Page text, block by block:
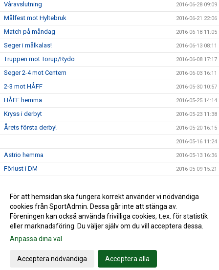
Våravslutning 2016-06-28 09:09
Målfest mot Hyltebruk 2016-06-21 22:06
Match på måndag 2016-06-18 11:05
Seger i målkalas! 2016-06-13 08:11
Truppen mot Torup/Rydö 2016-06-08 17:17
Seger 2-4 mot Centern 2016-06-03 16:11
2-3 mot HÅFF 2016-05-30 10:57
HÅFF hemma 2016-05-25 14:14
Kryss i derbyt 2016-05-23 11:38
Årets första derby! 2016-05-20 16:15
2016-05-16 11:24
Astrio hemma 2016-05-13 16:36
Förlust i DM 2016-05-09 15:21
Getinge borta 2016-05-04 14:12
Årets första seger! 2016-05-02 12:58
Gå till Webbversion
För att hemsidan ska fungera korrekt använder vi nödvändiga
cookies från SportAdmin. Dessa går inte att stänga av.
Föreningen kan också använda frivilliga cookies, t.ex. för statistik
eller marknadsföring. Du väljer själv om du vill acceptera dessa.
Anpassa dina val
Acceptera nödvändiga Acceptera alla